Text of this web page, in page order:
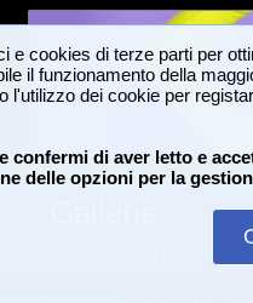
e cookies di terze parti per
il funzionamento della
l'utilizzo dei cookie per
confermi di aver letto e
delle opzioni per la